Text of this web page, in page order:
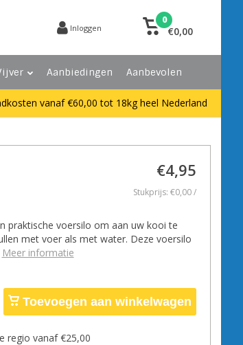
Inloggen
0
€0,00
Aanbiedingen Aanbevolen
vanaf €60,00 tot 18kg heel Nederland
€4,95
Stukprijs: €0,00 /
praktische voersilo om aan uw kooi te
met voer als met water. Deze voersilo
Meer informatie
Toevoegen aan winkelwagen
regio vanaf €25,00